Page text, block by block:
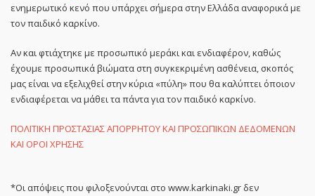
ενημερωτικό κενό που υπάρχει σήμερα στην Ελλάδα αναφορικά με
τον παιδικό καρκίνο.
Αν και φτιάχτηκε με προσωπικό μεράκι και ενδιαφέρον, καθώς
έχουμε προσωπικά βιώματα στη συγκεκριμένη ασθένεια, σκοπός
μας είναι να εξελιχθεί στην κύρια «πύλη» που θα καλύπτει όποιον
ενδιαφέρεται να μάθει τα πάντα για τον παιδικό καρκίνο.
ΠΟΛΙΤΙΚΗ ΠΡΟΣΤΑΣΙΑΣ ΑΠΟΡΡΗΤΟΥ ΚΑΙ ΠΡΟΣΩΠΙΚΩΝ ΔΕΔΟΜΕΝΩΝ
ΚΑΙ ΟΡΟΙ ΧΡΗΣΗΣ
*Οι απόψεις που φιλοξενούνται στο www.karkinaki.gr δεν